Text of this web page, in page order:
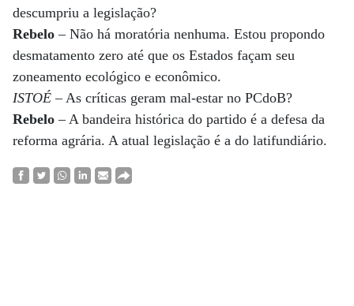
descumpriu a legislação?
Rebelo– Não há moratória nenhuma. Estou propondo
desmatamento zero até que os Estados façam seu
zoneamento ecológico e econômico.
ISTOÉ– As críticas geram mal-estar no PCdoB?
Rebelo– A bandeira histórica do partido é a defesa da
reforma agrária. A atual legislação é a do latifundiário.